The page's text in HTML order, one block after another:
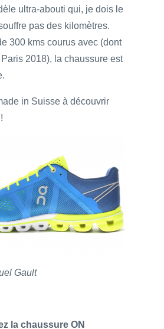
ultra-abouti qui, je dois le
pas des kilomètres.
300 kms courus avec (dont
Paris 2018), la chaussure est
in Suisse à découvrir
Gault
la chaussure ON